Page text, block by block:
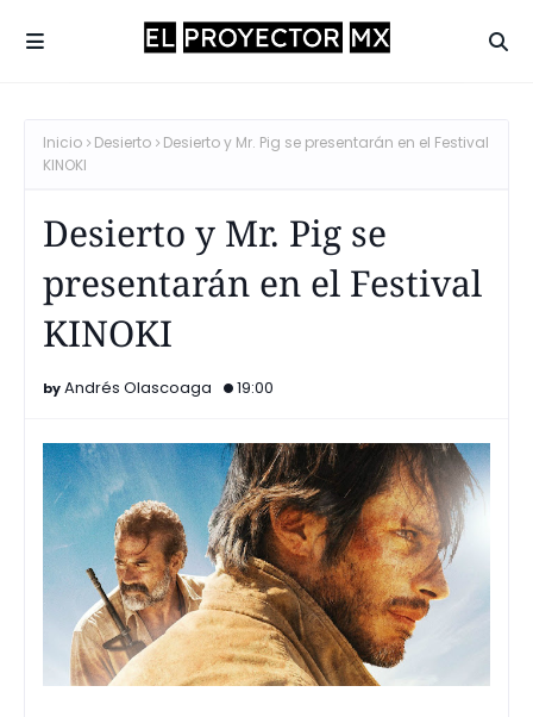
Inicio Desierto
Desierto y Mr. Pig se presentarán en el Festival
KINOKI
Desierto y Mr. Pig se
presentarán en el Festival
KINOKI
Andrés Olascoaga 19:00